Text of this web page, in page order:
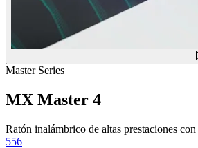
Master Series
MX Master 4
Ratón inalámbrico de altas prestaciones con
556